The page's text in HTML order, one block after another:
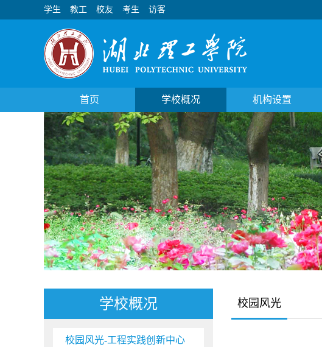
学生 教工 校友 考生 访客
首页 学校概况 机构设置
学校概况
校园风光-工程实践创新中心
校园风光